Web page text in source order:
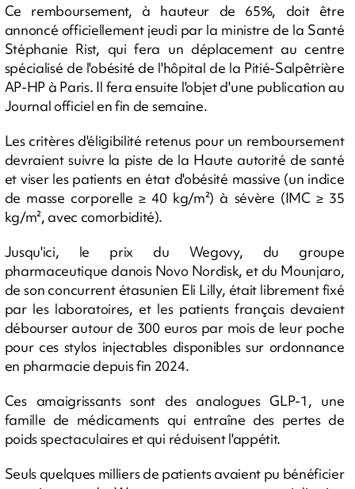
Ce remboursement, à hauteur de 65%, doit être
annoncé officiellement jeudi par la ministre de la Santé
Stéphanie Rist, qui fera un déplacement au centre
spécialisé de l'obésité de l'hôpital de la Pitié-Salpêtrière
AP-HP à Paris. Il fera ensuite l'objet d'une publication au
Journal officiel en fin de semaine.
Les critères d'éligibilité retenus pour un remboursement
devraient suivre la piste de la Haute autorité de santé
et viser les patients en état d'obésité massive (un indice
de masse corporelle ≥ 40 kg/m²) à sévère (IMC ≥ 35
kg/m², avec comorbidité).
Jusqu'ici, le prix du Wegovy, du groupe
pharmaceutique danois Novo Nordisk, et du Mounjaro,
de son concurrent étasunien Eli Lilly, était librement fixé
par les laboratoires, et les patients français devaient
débourser autour de 300 euros par mois de leur poche
pour ces stylos injectables disponibles sur ordonnance
en pharmacie depuis fin 2024.
Ces amaigrissants sont des analogues GLP-1, une
famille de médicaments qui entraîne des pertes de
poids spectaculaires et qui réduisent l'appétit.
Seuls quelques milliers de patients avaient pu bénéficier